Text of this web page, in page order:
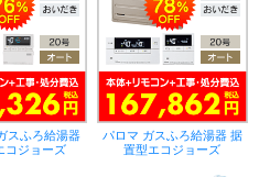
スふろ給湯器
コジョーズ
パロマ ガスふろ給湯器 据
置型エコジョーズ